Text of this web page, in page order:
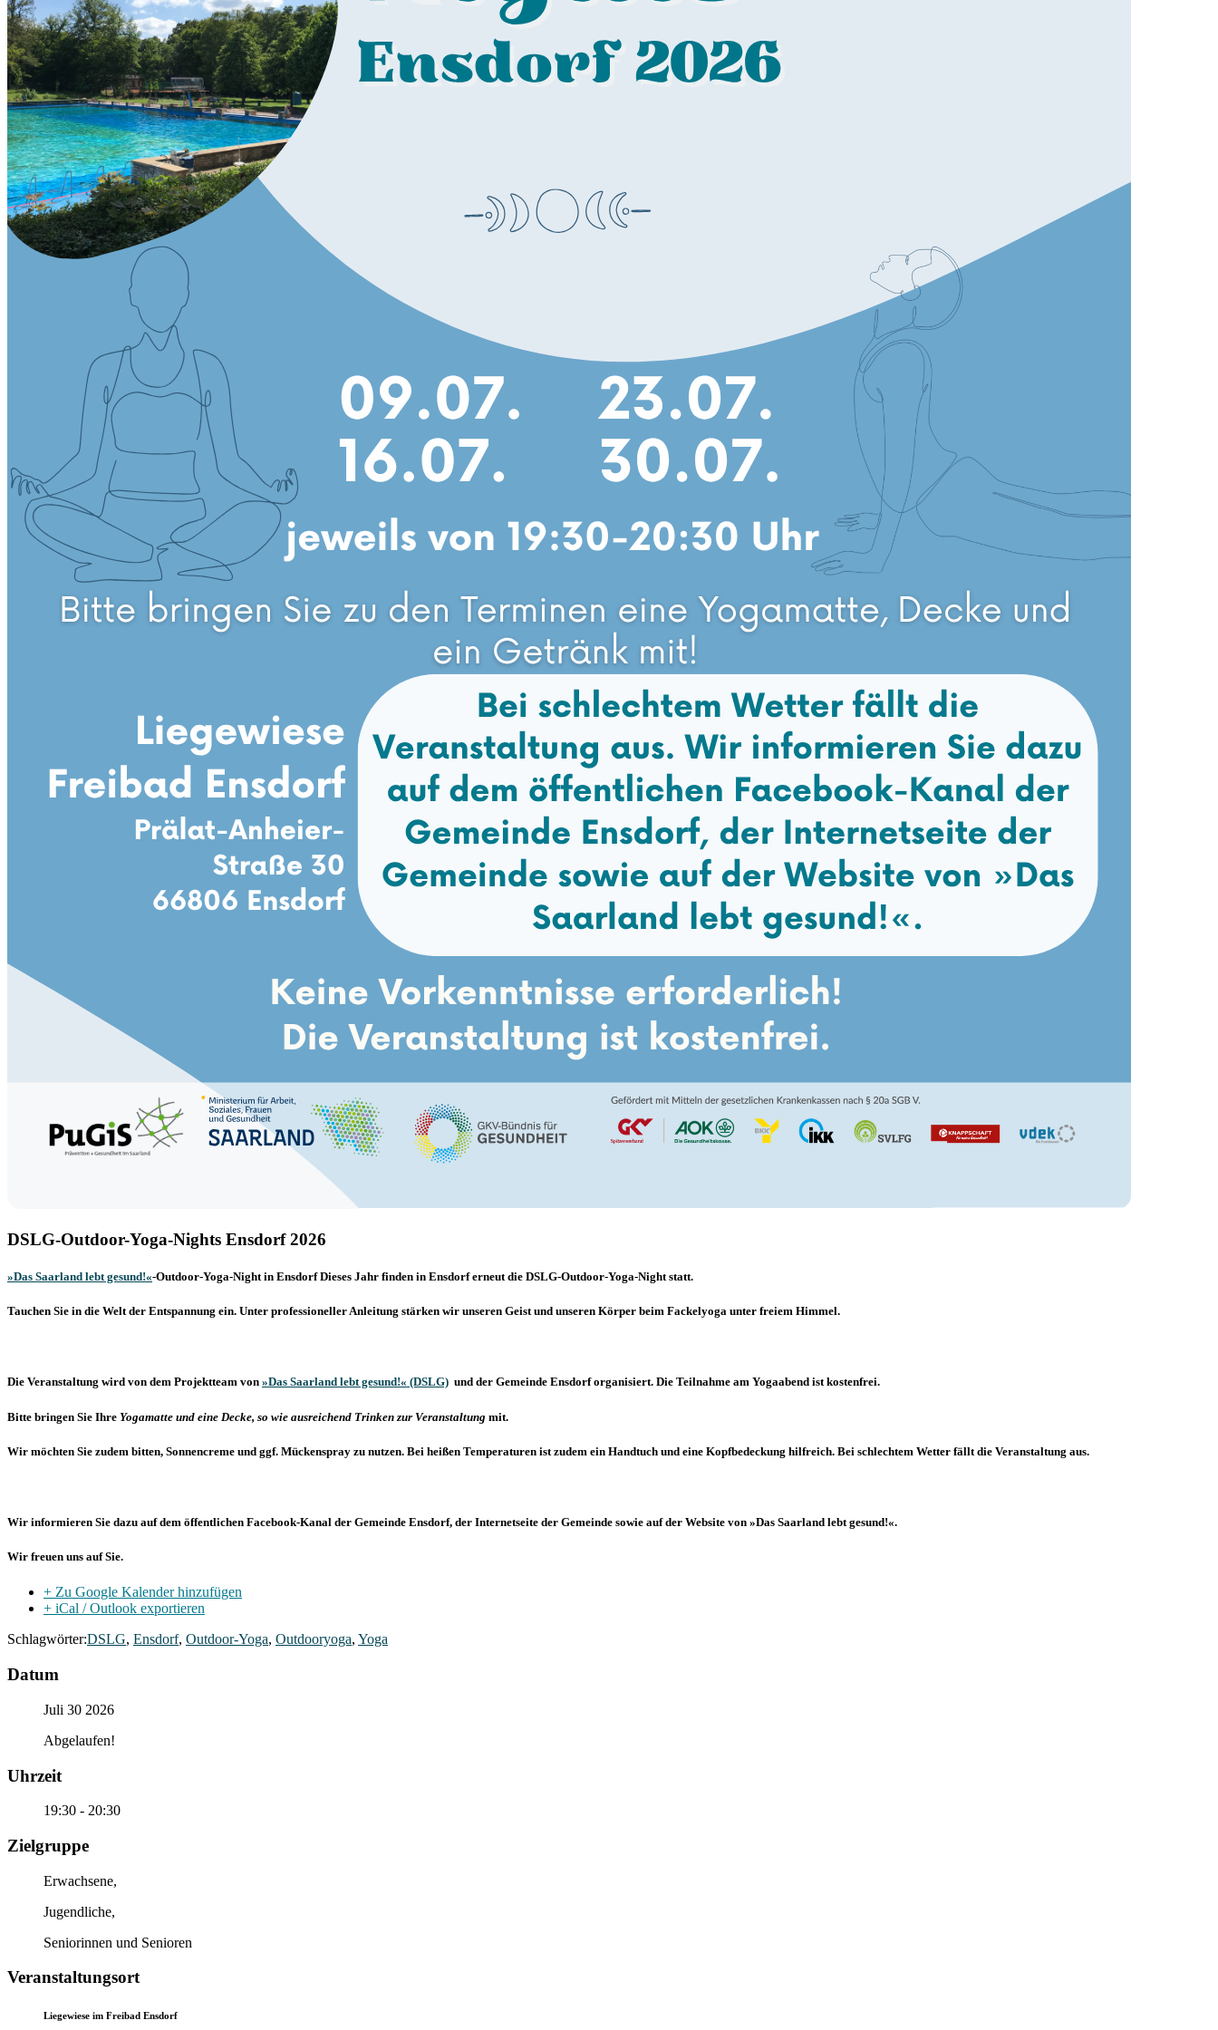
DSLG-Outdoor-Yoga-Nights Ensdorf 2026
»Das Saarland lebt gesund!«-Outdoor-Yoga-Night in EnsdorfDieses Jahr finden in Ensdorf erneut die DSLG-Outdoor-Yoga-Night statt.
Tauchen Sie in die Welt der Entspannung ein. Unter professioneller Anleitung stärken wir unseren Geist und unseren Körper beim Fackelyoga unter freiem Himmel.
Die Veranstaltung wird von dem Projektteam von »Das Saarland lebt gesund!« (DSLG) und der Gemeinde Ensdorf organisiert. Die Teilnahme am Yogaabend ist kostenfrei.
Bitte bringen Sie Ihre Yogamatte und eine Decke, so wie ausreichend Trinken zur Veranstaltung mit.
Wir möchten Sie zudem bitten, Sonnencreme und ggf. Mückenspray zu nutzen. Bei heißen Temperaturen ist zudem ein Handtuch und eine Kopfbedeckung hilfreich. Bei schlechtem Wetter fällt die Veranstaltung aus.
Wir informieren Sie dazu auf dem öffentlichen Facebook-Kanal der Gemeinde Ensdorf, der Internetseite der Gemeinde sowie auf der Website von »Das Saarland lebt gesund!«.
Wir freuen uns auf Sie.
+ Zu Google Kalender hinzufügen
+ iCal / Outlook exportieren
Schlagwörter:DSLG, Ensdorf, Outdoor-Yoga, Outdooryoga, Yoga
Datum
Juli 30 2026
Abgelaufen!
Uhrzeit
19:30 - 20:30
Zielgruppe
Erwachsene,
Jugendliche,
Seniorinnen und Senioren
Veranstaltungsort
Liegewiese im Freibad Ensdorf